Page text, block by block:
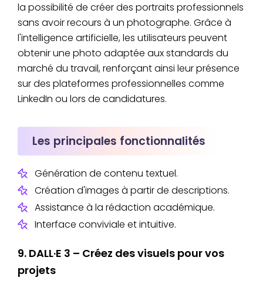
la possibilité de créer des portraits professionnels
sans avoir recours à un photographe. Grâce à
l'intelligence artificielle, les utilisateurs peuvent
obtenir une photo adaptée aux standards du
marché du travail, renforçant ainsi leur présence
sur des plateformes professionnelles comme
LinkedIn ou lors de candidatures.
Les principales fonctionnalités
Génération de contenu textuel.
Création d'images à partir de descriptions.
Assistance à la rédaction académique.
Interface conviviale et intuitive.
9. DALL·E 3 – Créez des visuels pour vos
projets